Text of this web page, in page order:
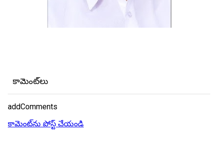
కామెంట్‌లు
addComments
కామెంట్‌ను పోస్ట్ చేయండి